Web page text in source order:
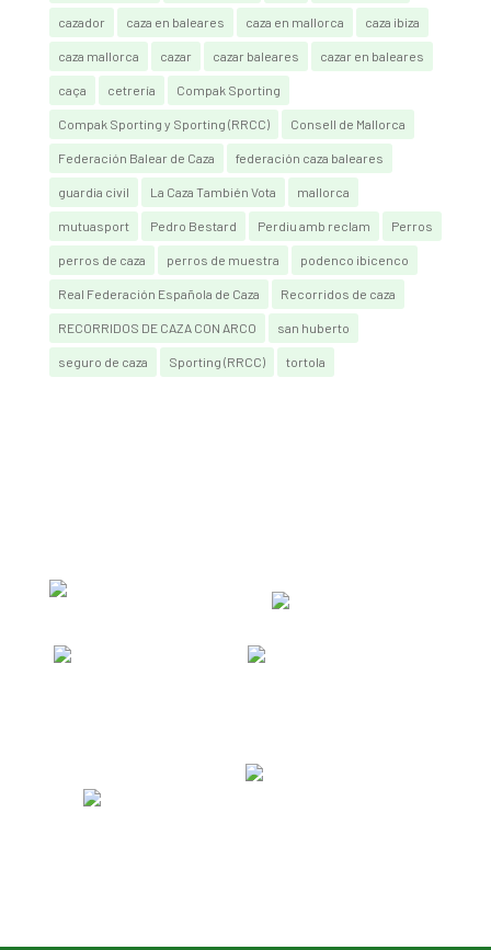
cazador caza en baleares caza en mallorca caza ibiza
caza mallorca cazar cazar baleares cazar en baleares
caça cetrería Compak Sporting
Compak Sporting y Sporting (RRCC) Consell de Mallorca
Federación Balear de Caza federación caza baleares
guardia civil La Caza También Vota mallorca
mutuasport Pedro Bestard Perdiu amb reclam Perros
perros de caza perros de muestra podenco ibicenco
Real Federación Española de Caza Recorridos de caza
RECORRIDOS DE CAZA CON ARCO san huberto
seguro de caza Sporting (RRCC) tortola